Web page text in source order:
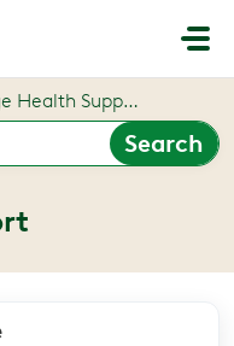
Health Support